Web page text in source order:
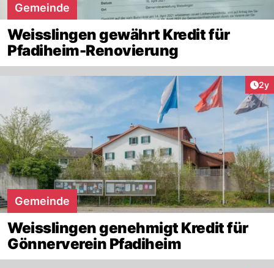
Gemeinde
Weisslingen gewährt Kredit für
Pfadiheim-Renovierung
2y
Gemeinde
Weisslingen genehmigt Kredit für
Gönnerverein Pfadiheim